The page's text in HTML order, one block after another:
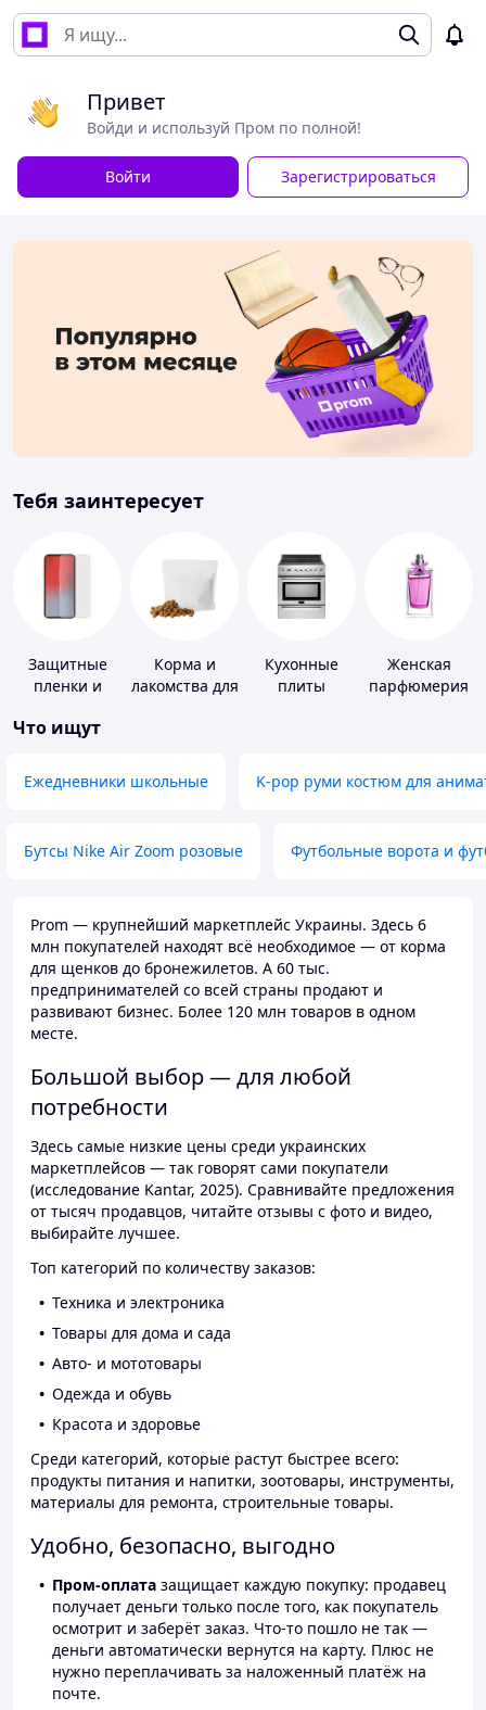
Привет
Войди и используй Пром по полной!
Войти Зарегистрироваться
Тебя заинтересует
Защитные
пленки и
портативных
Корма и
лакомства для
Кухонные
плиты
Женская
парфюмерия
Что ищут
Ежедневники школьные K-pop руми костюм для
Бутсы Nike Air Zoom розовые Футбольные ворота и
Prom — крупнейший маркетплейс Украины. Здесь 6
млн покупателей находят всё необходимое — от корма
для щенков до бронежилетов. А 60 тыс.
предпринимателей со всей страны продают и
развивают бизнес. Более 120 млн товаров в одном
месте.
Большой выбор — для любой
потребности
Здесь самые низкие цены среди украинских
маркетплейсов — так говорят сами покупатели
(исследование Kantar, 2025). Сравнивайте предложения
от тысяч продавцов, читайте отзывы с фото и видео,
выбирайте лучшее.
Топ категорий по количеству заказов:
Техника и электроника
Товары для дома и сада
Авто- и мототовары
Одежда и обувь
Красота и здоровье
Среди категорий, которые растут быстрее всего:
продукты питания и напитки, зоотовары, инструменты,
материалы для ремонта, строительные товары.
Удобно, безопасно, выгодно
Пром-оплата защищает каждую покупку: продавец
получает деньги только после того, как покупатель
осмотрит и заберёт заказ. Что-то пошло не так —
деньги автоматически вернутся на карту. Плюс не
нужно переплачивать за наложенный платёж на
почте.